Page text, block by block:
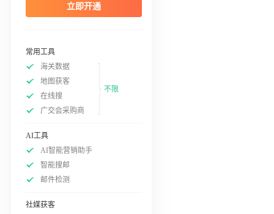
立即开通
常用工具
海关数据
地图获客
在线搜
广交会采购商
不限
AI工具
AI智能营销助手
智能搜邮
邮件检测
社媒获客